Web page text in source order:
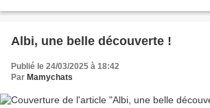
Albi, une belle découverte !
Publié le 24/03/2025 à 18:42
Par Mamychats